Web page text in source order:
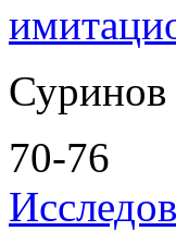
70-76